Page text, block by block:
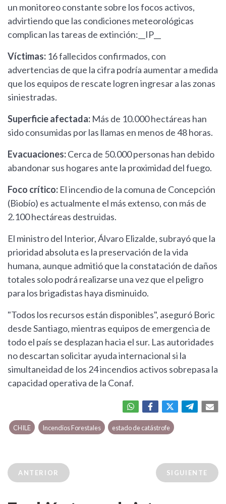
un monitoreo constante sobre los focos activos,
advirtiendo que las condiciones meteorológicas
complican las tareas de extinción:__IP__
Víctimas: 16 fallecidos confirmados, con
advertencias de que la cifra podría aumentar a medida
que los equipos de rescate logren ingresar a las zonas
siniestradas.
Superficie afectada: Más de 10.000 hectáreas han
sido consumidas por las llamas en menos de 48 horas.
Evacuaciones:Cerca de 50.000 personas han debido
abandonar sus hogares ante la proximidad del fuego.
Foco crítico: El incendio de la comuna de Concepción
(Biobío) es actualmente el más extenso, con más de
2.100 hectáreas destruidas.
El ministro del Interior, Álvaro Elizalde, subrayó que la
prioridad absoluta es la preservación de la vida
humana, aunque admitió que la constatación de daños
totales solo podrá realizarse una vez que el peligro
para los brigadistas haya disminuido.
"Todos los recursos están disponibles", aseguró Boric
desde Santiago, mientras equipos de emergencia de
todo el país se desplazan hacia el sur. Las autoridades
no descartan solicitar ayuda internacional si la
simultaneidad de los 24 incendios activos sobrepasa la
capacidad operativa de la Conaf.
CHILE Incendios Forestales estado de catástrofe
ANTERIOR SIGUIENTE